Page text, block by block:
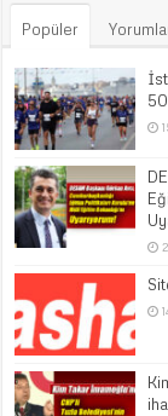
Popüler